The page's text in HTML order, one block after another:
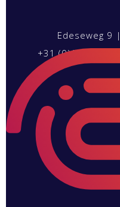
Edeseweg 9
+31 (0)6 538 246